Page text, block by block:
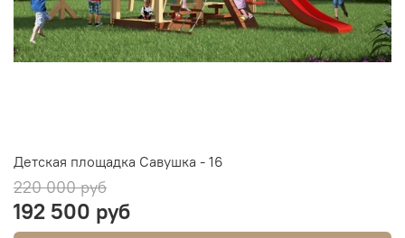
Детская площадка Савушка - 16
220 000 руб
192 500 руб